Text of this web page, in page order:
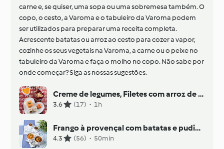
carne e, se quiser, uma sopa ou uma sobremesa também. O
copo, o cesto, a Varoma e o tabuleiro da Varoma podem
ser utilizados para preparar uma receita completa.
Acrescente batatas ou arroz ao cesto para cozer a vapor,
cozinhe os seus vegetais na Varoma, a carne ou o peixe no
tabuleiro da Varoma e faça o molho no copo. Não sabe por
onde começar? Siga as nossas sugestões.
Creme de legumes, Filetes com arroz de tomate e abóbora e Crumble de maçã e pera
3.6 (17) · 1h
Frango à provençal com batatas e pudim de chocolate
4.3 (56) · 50min